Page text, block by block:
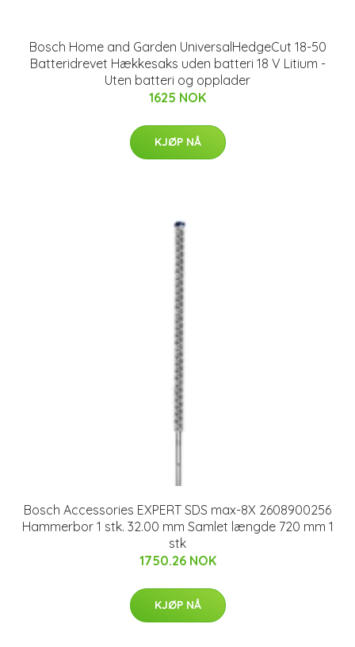
Bosch Home and Garden UniversalHedgeCut 18-50
Batteridrevet Hækkesaks uden batteri 18 V Litium -
Uten batteri og opplader
1625 NOK
KJØP NÅ
Bosch Accessories EXPERT SDS max-8X 2608900256
Hammerbor 1 stk. 32.00 mm Samlet længde 720 mm 1
stk
1750.26 NOK
KJØP NÅ